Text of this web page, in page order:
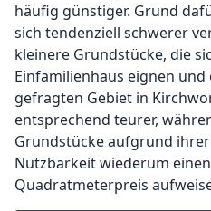
häufig günstiger. Grund
sich tendenziell schwerer
kleinere Grundstücke, die
Einfamilienhaus eignen
gefragten Gebiet in
entsprechend teurer,
Grundstücke aufgrund
Nutzbarkeit wiederum
Quadratmeterpreis